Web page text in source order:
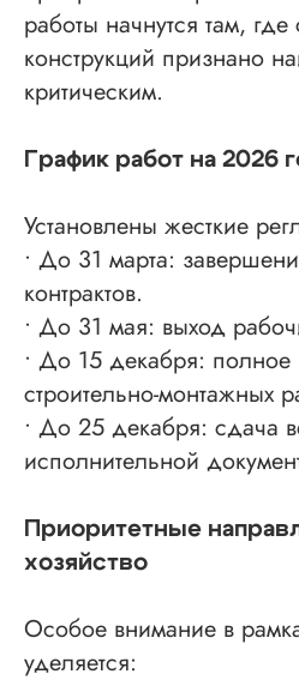
работы начнутся там, где
конструкций признано
критическим.
График работ на 2026
Установлены жесткие
• До 31 марта:
контрактов.
• До 31 мая: выход
• До 15 декабря: полное
строительно-монтажных
• До 25 декабря: сдача
исполнительной
Приоритетные
хозяйство
Особое внимание в
уделяется: